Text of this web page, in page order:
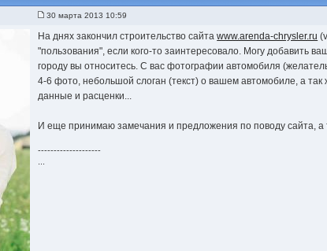
30 марта 2013 10:59
На днях закончил строительство сайтаwww.arenda-chrysler.ru
"пользования", если кого-то заинтересовало. Могу добавить
городу вы относитесь. С вас фотографии автомобиля
4-6 фото, небольшой слоган (текст) о вашем автомобиле, а так
данные и расценки...
И еще принимаю замечания и предложения по поводу сайта, а
--------------------